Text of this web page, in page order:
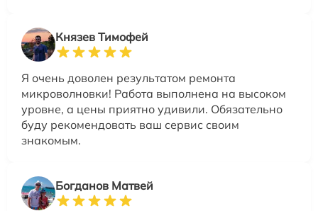
Князев Тимофей
Я очень доволен результатом ремонта
микроволновки! Работа выполнена на высоком
уровне, а цены приятно удивили. Обязательно
буду рекомендовать ваш сервис своим
знакомым.
Богданов Матвей